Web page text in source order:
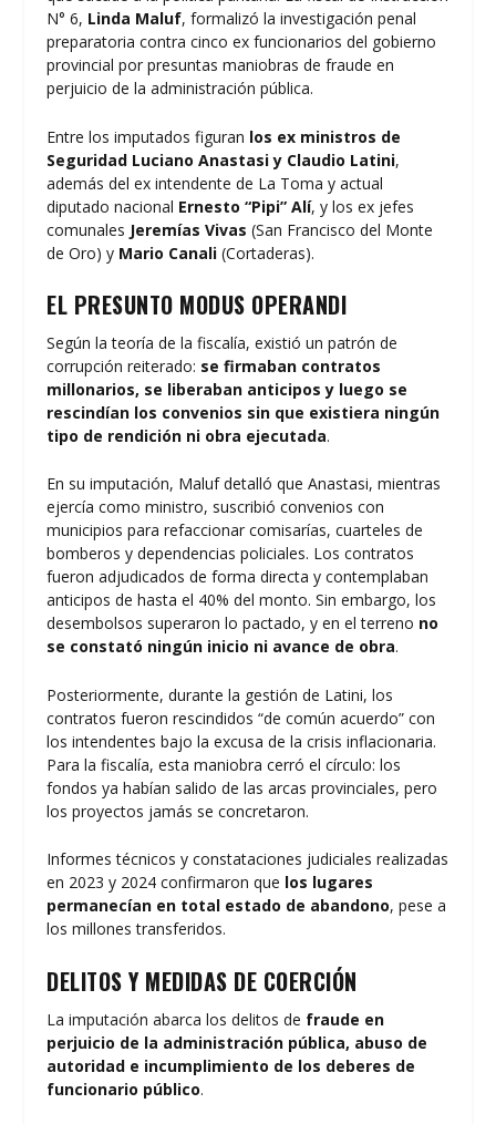
N° 6, Linda Maluf, formalizó la investigación penal
preparatoria contra cinco ex funcionarios del gobierno
provincial por presuntas maniobras de fraude en
perjuicio de la administración pública.
Entre los imputados figuran los ex ministros de
Seguridad Luciano Anastasi y Claudio Latini,
además del ex intendente de La Toma y actual
diputado nacional Ernesto “Pipi” Alí, y los ex jefes
comunales Jeremías Vivas (San Francisco del Monte
de Oro) y Mario Canali (Cortaderas).
EL PRESUNTO MODUS OPERANDI
Según la teoría de la fiscalía, existió un patrón de
corrupción reiterado: se firmaban contratos
millonarios, se liberaban anticipos y luego se
rescindían los convenios sin que existiera ningún
tipo de rendición ni obra ejecutada.
En su imputación, Maluf detalló que Anastasi, mientras
ejercía como ministro, suscribió convenios con
municipios para refaccionar comisarías, cuarteles de
bomberos y dependencias policiales. Los contratos
fueron adjudicados de forma directa y contemplaban
anticipos de hasta el 40% del monto. Sin embargo, los
desembolsos superaron lo pactado, y en el terreno no
se constató ningún inicio ni avance de obra.
Posteriormente, durante la gestión de Latini, los
contratos fueron rescindidos “de común acuerdo” con
los intendentes bajo la excusa de la crisis inflacionaria.
Para la fiscalía, esta maniobra cerró el círculo: los
fondos ya habían salido de las arcas provinciales, pero
los proyectos jamás se concretaron.
Informes técnicos y constataciones judiciales realizadas
en 2023 y 2024 confirmaron que los lugares
permanecían en total estado de abandono, pese a
los millones transferidos.
DELITOS Y MEDIDAS DE COERCIÓN
La imputación abarca los delitos de fraude en
perjuicio de la administración pública, abuso de
autoridad e incumplimiento de los deberes de
funcionario público.